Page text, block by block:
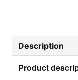
Description
Product